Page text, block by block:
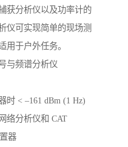
获分析仪以及功率计的
仪可实现简单的现场测
用于户外任务。
与频谱分析仪
时 < –161 dBm (1 Hz)
络分析仪和 CAT
器